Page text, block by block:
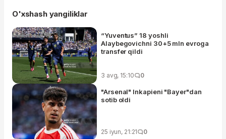
O'xshash yangiliklar
“Yuventus” 18 yoshli
Alaybegovichni 30+5 mln evroga
transfer qildi
3 avg, 15:10 0
"Arsenal" Inkapieni "Bayer"dan
sotib oldi
25 iyun, 21:21 0